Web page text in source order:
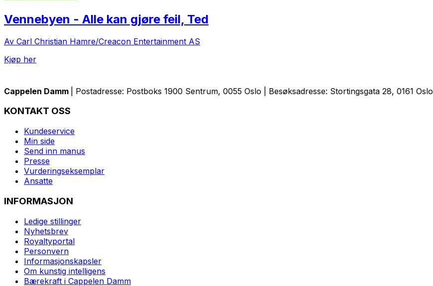
Vennebyen - Alle kan gjøre feil, Ted
Av Carl Christian Hamre/Creacon Entertainment AS
Kjøp her
Cappelen Damm | Postadresse: Postboks 1900 Sentrum, 0055 Oslo | Besøksadresse: Stortingsgata 28, 0161 Oslo
KONTAKT OSS
Kundeservice
Min side
Send inn manus
Presse
Vurderingseksemplar
Ansatte
INFORMASJON
Ledige stillinger
Nyhetsbrev
Royaltyportal
Personvern
Informasjonskapsler
Om kunstig intelligens
Bærekraft i Cappelen Damm